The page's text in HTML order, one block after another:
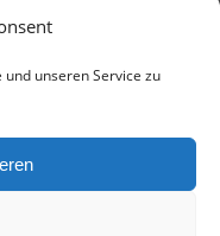
unseren Service zu